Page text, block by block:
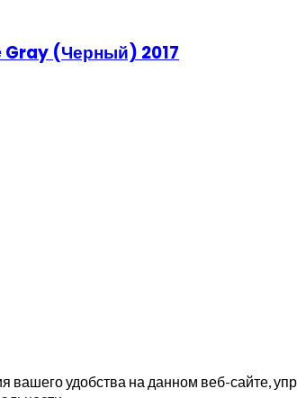
Gray (Черный) 2017
удобства на данном веб-сайте,